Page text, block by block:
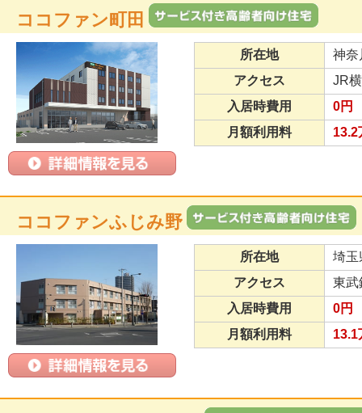
ココファン町田
所在地
神奈
アクセス
JR
入居時費用
0円
月額利用料
13.2
ココファンふじみ野
所在地
埼玉
アクセス
東武
入居時費用
0円
月額利用料
13.1